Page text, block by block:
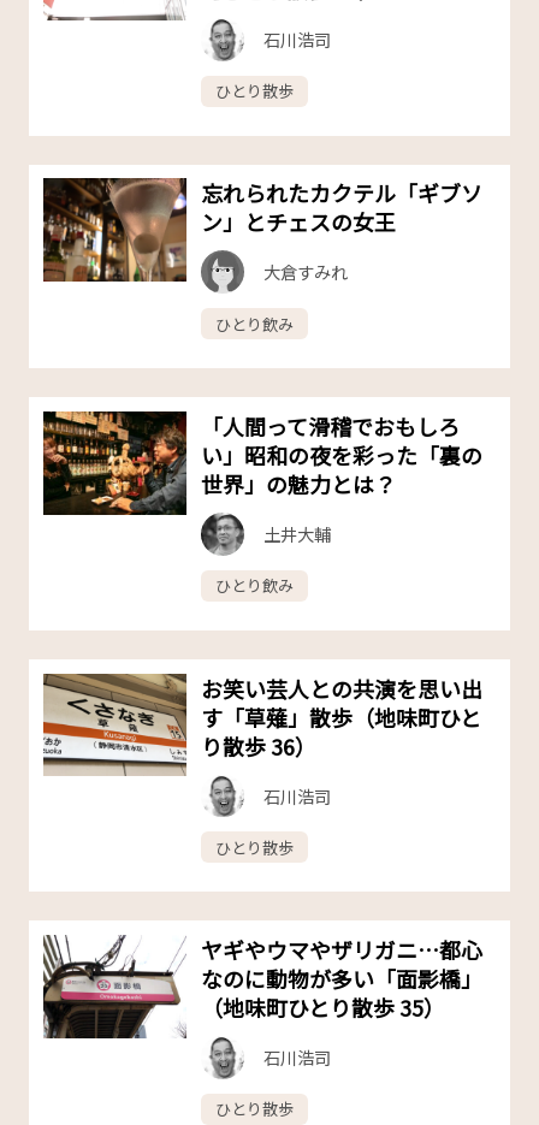
石川浩司
ひとり散歩
忘れられたカクテル「ギブソ
ン」とチェスの女王
大倉すみれ
ひとり飲み
「人間って滑稽でおもしろ
い」昭和の夜を彩った「裏の
世界」の魅力とは？
土井大輔
ひとり飲み
お笑い芸人との共演を思い出
す「草薙」散歩（地味町ひと
り散歩 36）
石川浩司
ひとり散歩
ヤギやウマやザリガニ…都心
なのに動物が多い「面影橋」
（地味町ひとり散歩 35）
石川浩司
ひとり散歩